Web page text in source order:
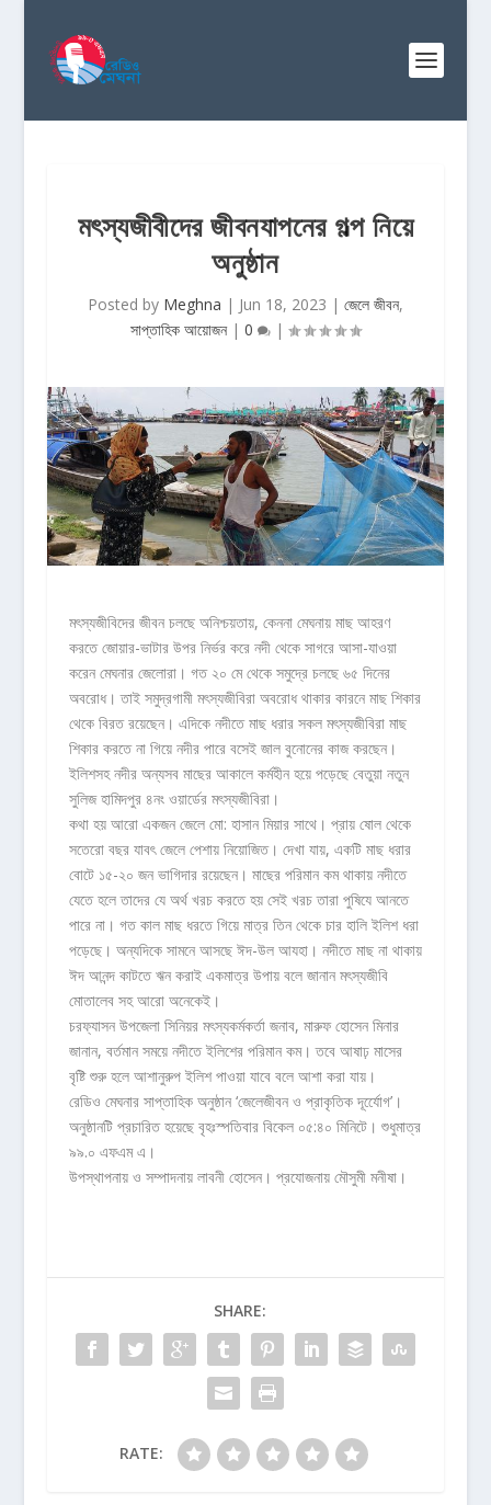
মৎস্যজীবীদের জীবনযাপনের গল্প নিয়ে
অনুষ্ঠান
Posted by Meghna | Jun 18, 2023 | জেলে জীবন,
সাপ্তাহিক আয়োজন| 0 |
মৎস্যজীবিদের জীবন চলছে অনিশ্চয়তায়, কেননা মেঘনায় মাছ আহরণ
করতে জোয়ার-ভাটার উপর নির্ভর করে নদী থেকে সাগরে আসা-যাওয়া
করেন মেঘনার জেলোরা। গত ২০ মে থেকে সমুদ্রে চলছে ৬৫ দিনের
অবরোধ। তাই সমুদ্রগামী মৎস্যজীবিরা অবরোধ থাকার কারনে মাছ শিকার
থেকে বিরত রয়েছেন। এদিকে নদীতে মাছ ধরার সকল মৎস্যজীবিরা মাছ
শিকার করতে না গিয়ে নদীর পারে বসেই জাল বুনোনের কাজ করছেন।
ইলিশসহ নদীর অন্যসব মাছের আকালে কর্মহীন হয়ে পড়েছে বেতুয়া নতুন
সুলিজ হামিদপুর ৪নং ওয়ার্ডের মৎস্যজীবিরা।
কথা হয় আরো একজন জেলে মো: হাসান মিয়ার সাথে। প্রায় ষোল থেকে
সতেরো বছর যাবৎ জেলে পেশায় নিয়োজিত। দেখা যায়, একটি মাছ ধরার
বোটে ১৫-২০ জন ভাগিদার রয়েছেন। মাছের পরিমান কম থাকায় নদীতে
যেতে হলে তাদের যে অর্থ খরচ করতে হয় সেই খরচ তারা পুষিযে আনতে
পারে না। গত কাল মাছ ধরতে গিয়ে মাত্র তিন থেকে চার হালি ইলিশ ধরা
পড়েছে। অন্যদিকে সামনে আসছে ঈদ-উল আযহা। নদীতে মাছ না থাকায়
ঈদ আনন্দ কাটতে ঋন করাই একমাত্র উপায় বলে জানান মৎস্যজীবি
মোতালেব সহ আরো অনেকেই।
চরফ্যাসন উপজেলা সিনিয়র মৎস্যকর্মকর্তা জনাব, মারুফ হোসেন মিনার
জানান, বর্তমান সময়ে নদীতে ইলিশের পরিমান কম। তবে আষাঢ় মাসের
বৃষ্টি শুরু হলে আশানুরুপ ইলিশ পাওয়া যাবে বলে আশা করা যায়।
রেডিও মেঘনার সাপ্তাহিক অনুষ্ঠান ‘জেলেজীবন ও প্রাকৃতিক দূর্যেোগ’।
অনুষ্ঠানটি প্রচারিত হয়েছে বৃহঃস্পতিবার বিকেল ০৫:৪০ মিনিটে। শুধুমাত্র
৯৯.০ এফএম এ।
উপস্থাপনায় ও সম্পাদনায় লাবনী হোসেন। প্রযোজনায় মৌসুমী মনীষা।
SHARE:
RATE: